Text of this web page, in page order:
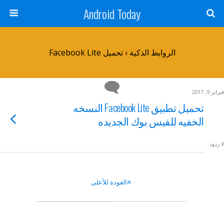
Android Today
الروابط الذكية › تحميل Facebook Lite
فبراير 9, 2017
تحميل تطبيق Facebook Lite النسخه
الخفيه للفيس بوك الجديده
لا ردود
العودة للأعلى